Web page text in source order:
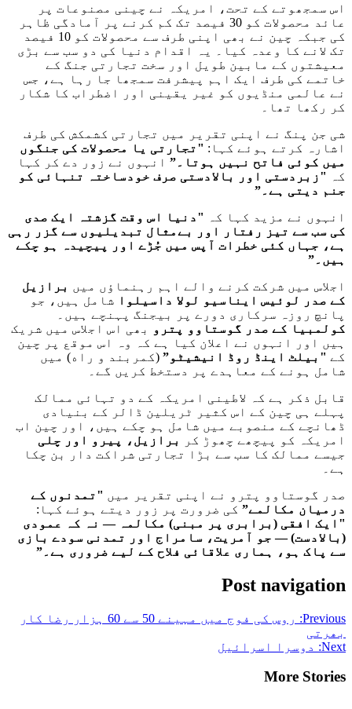
اس سمجھوتے کے تحت، امریکہ نے چینی مصنوعات پر
عائد محصولات کو 30 فیصد تک کم کرنے پر آمادگی ظاہر
کی جبکہ چین نے بھی اپنی طرف سے محصولات کو 10 فیصد
تک لانے کا وعدہ کیا۔ یہ اقدام دنیا کی دو سب سے بڑی
معیشتوں کے مابین طویل اور سخت تجارتی جنگ کے
خاتمے کی طرف ایک اہم پیشرفت سمجھا جا رہا ہے، جس
نے عالمی منڈیوں کو غیر یقینی اور اضطراب کا شکار
کر رکھا تھا۔
شی جن پنگ نے اپنی تقریر میں تجارتی کشمکش کی طرف
اشارہ کرتے ہوئے کہا: "تجارتی یا محصولات کی جنگوں
میں کوئی فاتح نہیں ہوتا۔” انہوں نے زور دے کر کہا
کہ
"زبردستی اور بالادستی صرف خودساختہ تنہائی کو
جنم دیتی ہے۔”
انہوں نے مزید کہا کہ
"دنیا اس وقت گزشتہ ایک صدی
کی سب سے تیز رفتار اور بےمثال تبدیلیوں سے گزر رہی
ہے، جہاں کئی خطرات آپس میں جُڑے اور پیچیدہ ہو چکے
ہیں۔”
اجلاس میں شرکت کرنے والے اہم رہنماؤں میں برازیل
کے صدر لوئیس ایناسیو لولا داسیلوا شامل ہیں، جو
پانچ روزہ سرکاری دورے پر بیجنگ پہنچے ہیں۔
کولمبیا کے صدر گوستاوو پترو
بھی اس اجلاس میں شریک
ہیں اور انہوں نے اعلان کیا ہے کہ وہ اس موقع پر چین
کے "بیلٹ اینڈ روڈ انیشیٹو” (کمربند و راه) میں
شامل ہونے کے معاہدے پر دستخط کریں گے۔
قابل ذکر ہے کہ لاطینی امریکہ کے دو تہائی ممالک
پہلے ہی چین کے اس کثیر ٹریلین ڈالر کے بنیادی
ڈھانچے کے منصوبے میں شامل ہو چکے ہیں، اور چین اب
امریکہ کو پیچھے چھوڑ کر
برازیل، پیرو اور چلی
جیسے ممالک کا سب سے بڑا تجارتی شراکت دار بن چکا
ہے۔
صدر گوستاوو پترو نے اپنی تقریر میں "تمدنوں کے
درمیان مکالمے” کی ضرورت پر زور دیتے ہوئے کہا:
"ایک افقی (برابری پر مبنی) مکالمہ — نہ کہ عمودی
(بالادست) — جو آمریت، سامراج اور تمدنی سودے بازی
سے پاک ہو، ہماری علاقائی فلاح کے لیے ضروری ہے۔”
Post navigation
Previous:
روس کی فوج میں مہینے 50 سے 60 ہزار رضا کار
بھرتی
Next:
دوسرا اسرائیل
More Stories